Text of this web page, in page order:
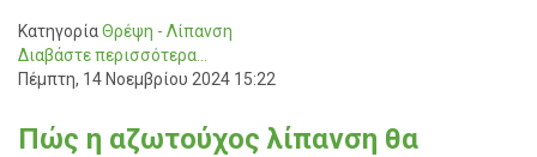
ΚατηγορίαΘρέψη - Λίπανση
Διαβάστε περισσότερα...
Πέμπτη, 14 Νοεμβρίου 2024 15:22
Πώς η αζωτούχος λίπανση θα